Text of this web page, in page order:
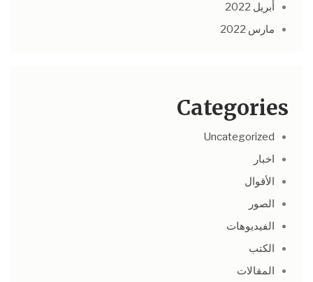
أبريل 2022
مارس 2022
Categories
Uncategorized
اخبار
الأقوال
الصور
الفيديوهات
الكتب
المقالات